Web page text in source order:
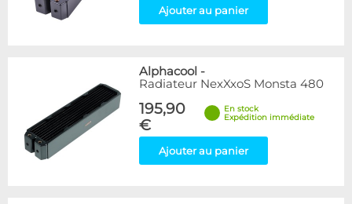
Ajouter au panier
Alphacool -
Radiateur NexXxoS Monsta 480
195,90
€
En stock
Expédition immédiate
Ajouter au panier